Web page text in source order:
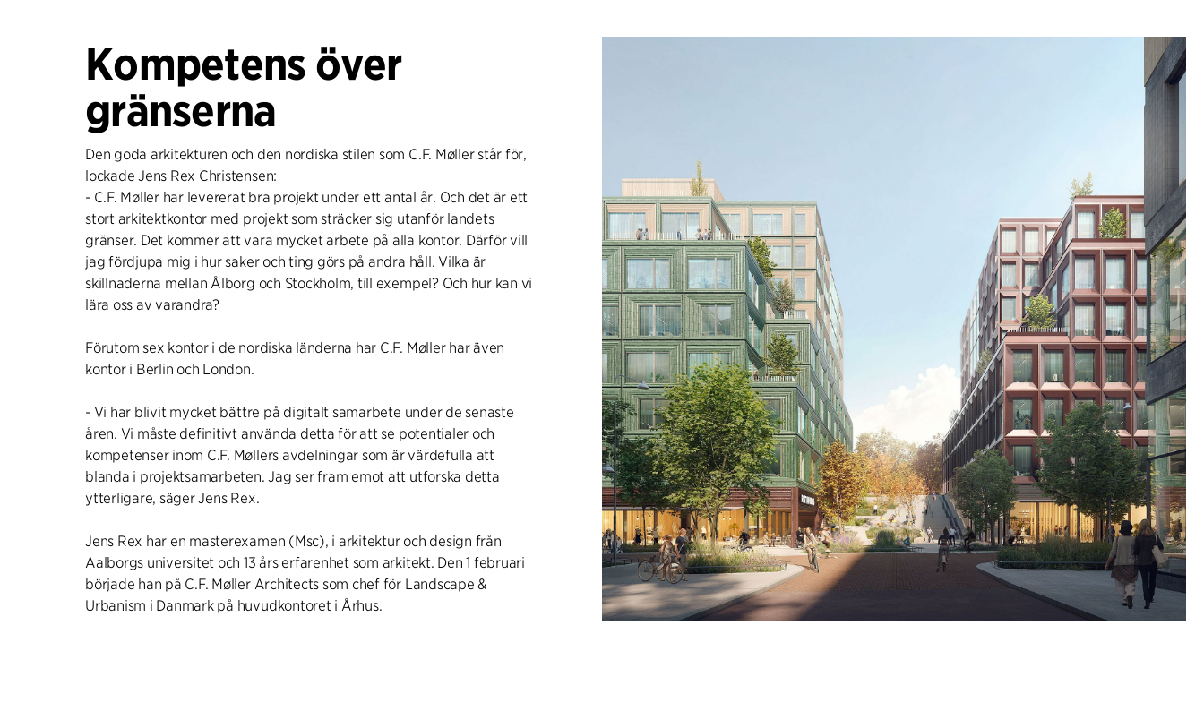
Kompetens över
gränserna
Den goda arkitekturen och den nordiska stilen som C.F. Møller står för,
lockade Jens Rex Christensen:
- C.F. Møller har levererat bra projekt under ett antal år. Och det är ett
stort arkitektkontor med projekt som sträcker sig utanför landets
gränser. Det kommer att vara mycket arbete på alla kontor. Därför vill
jag fördjupa mig i hur saker och ting görs på andra håll. Vilka är
skillnaderna mellan Ålborg och Stockholm, till exempel? Och hur kan vi
lära oss av varandra?
Förutom sex kontor i de nordiska länderna har C.F. Møller har även
kontor i Berlin och London.
- Vi har blivit mycket bättre på digitalt samarbete under de senaste
åren. Vi måste definitivt använda detta för att se potentialer och
kompetenser inom C.F. Møllers avdelningar som är värdefulla att
blanda i projektsamarbeten. Jag ser fram emot att utforska detta
ytterligare, säger Jens Rex.
Jens Rex har en masterexamen (Msc), i arkitektur och design från
Aalborgs universitet och 13 års erfarenhet som arkitekt. Den 1 februari
började han på C.F. Møller Architects som chef för Landscape &
Urbanism i Danmark på huvudkontoret i Århus.